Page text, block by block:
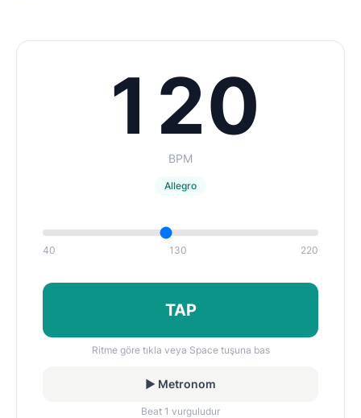
120
BPM
Allegro
40 130 220
TAP
Ritme göre tıkla veya Space tuşuna bas
▶ Metronom
Beat 1 vurguludur